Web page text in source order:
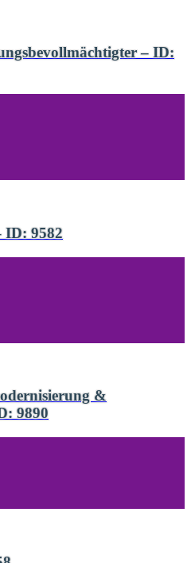
– ID:
ID: 9582
&
9890